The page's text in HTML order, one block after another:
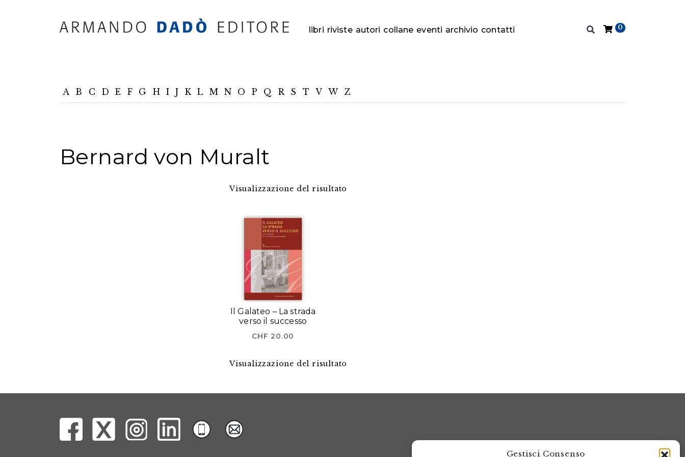
Gestisci Consenso
libri riviste autori collane eventi archivio contatti 0
A B C D E F G H I J K L M N O P Q R S T V W Z
Bernard von Muralt
Visualizzazione del risultato
Il Galateo – La strada
verso il successo
CHF 20.00
Visualizzazione del risultato